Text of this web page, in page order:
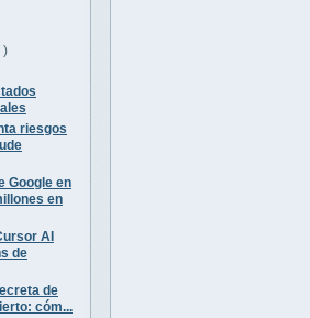
)
riesgos
Google en
en
AI
de
de
cóm...